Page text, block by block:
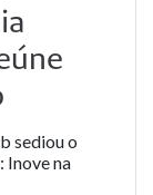
sediou o
Inove na